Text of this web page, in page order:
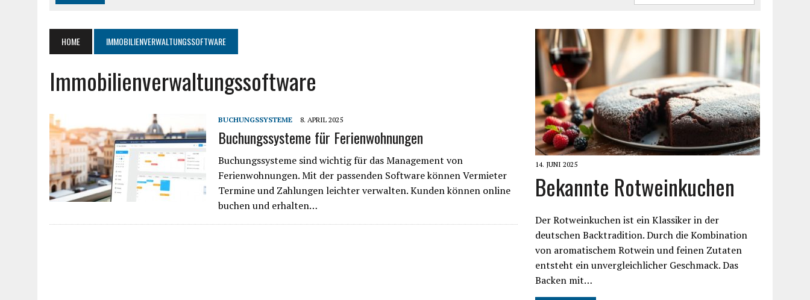
25. SEPTEMBER 2025 | POWER BEI DER WEINLESE EINFACH ZWISCHENDURCH EINEN ENERGIE-RIEGEL
26. APRIL 2026
HYGIENISCHE PUMPEN IN DER LEBENSMITTELBRANCHE
HOME IMMOBILIENVERWALTUNGSSOFTWARE
Immobilienverwaltungssoftware
BUCHUNGSSYSTEME 8. APRIL 2025
Buchungssysteme für Ferienwohnungen
Buchungssysteme sind wichtig für das Management von
Ferienwohnungen. Mit der passenden Software können Vermieter
Termine und Zahlungen leichter verwalten. Kunden können online
buchen und erhalten…
14. JUNI 2025
Bekannte Rotweinkuchen
Der Rotweinkuchen ist ein Klassiker in der
deutschen Backtradition. Durch die Kombination
von aromatischem Rotwein und feinen Zutaten
entsteht ein unvergleichlicher Geschmack. Das
Backen mit…